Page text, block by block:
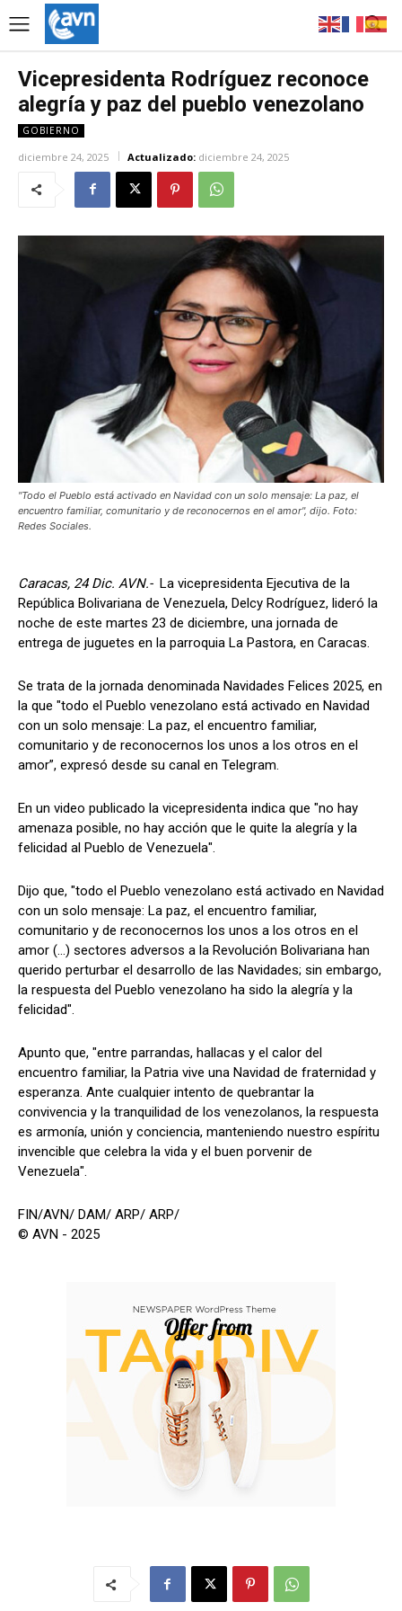
Vicepresidenta Rodríguez reconoce
alegría y paz del pueblo venezolano
GOBIERNO
diciembre 24, 2025 Actualizado: diciembre 24, 2025
"Todo el Pueblo está activado en Navidad con un solo mensaje: La paz, el
encuentro familiar, comunitario y de reconocernos en el amor", dijo. Foto:
Redes Sociales.
Caracas, 24 Dic. AVN.- La vicepresidenta Ejecutiva de la
República Bolivariana de Venezuela, Delcy Rodríguez, lideró la
noche de este martes 23 de diciembre, una jornada de
entrega de juguetes en la parroquia La Pastora, en Caracas.
Se trata de la jornada denominada Navidades Felices 2025, en
la que "todo el Pueblo venezolano está activado en Navidad
con un solo mensaje: La paz, el encuentro familiar,
comunitario y de reconocernos los unos a los otros en el
amor”, expresó desde su canal en Telegram.
En un video publicado la vicepresidenta indica que "no hay
amenaza posible, no hay acción que le quite la alegría y la
felicidad al Pueblo de Venezuela".
Dijo que, "todo el Pueblo venezolano está activado en Navidad
con un solo mensaje: La paz, el encuentro familiar,
comunitario y de reconocernos los unos a los otros en el
amor (...) sectores adversos a la Revolución Bolivariana han
querido perturbar el desarrollo de las Navidades; sin embargo,
la respuesta del Pueblo venezolano ha sido la alegría y la
felicidad".
Apunto que, "entre parrandas, hallacas y el calor del
encuentro familiar, la Patria vive una Navidad de fraternidad y
esperanza. Ante cualquier intento de quebrantar la
convivencia y la tranquilidad de los venezolanos, la respuesta
es armonía, unión y conciencia, manteniendo nuestro espíritu
invencible que celebra la vida y el buen porvenir de
Venezuela".
FIN/AVN/ DAM/ ARP/ ARP/
© AVN - 2025